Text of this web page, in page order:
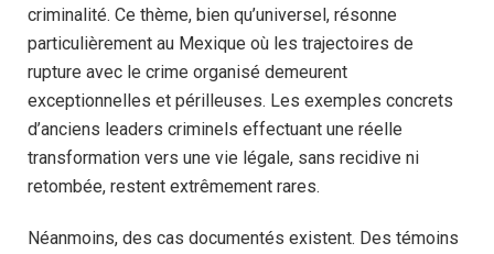
criminalité. Ce thème, bien qu’universel, résonne
particulièrement au Mexique où les trajectoires de
rupture avec le crime organisé demeurent
exceptionnelles et périlleuses. Les exemples concrets
d’anciens leaders criminels effectuant une réelle
transformation vers une vie légale, sans recidive ni
retombée, restent extrêmement rares.
Néanmoins, des cas documentés existent. Des témoins